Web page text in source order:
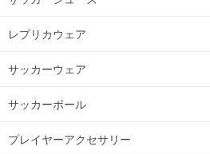
レプリカウェア
サッカーウェア
サッカーボール
プレイヤーアクセサリー